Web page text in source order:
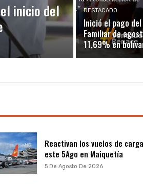
inicio del DESTACADO
Inició el pago
Familiar de
11,69% en
Reactivan los vuelos de carga
este 5Ago en Maiquetía
5 De Agosto De 2026